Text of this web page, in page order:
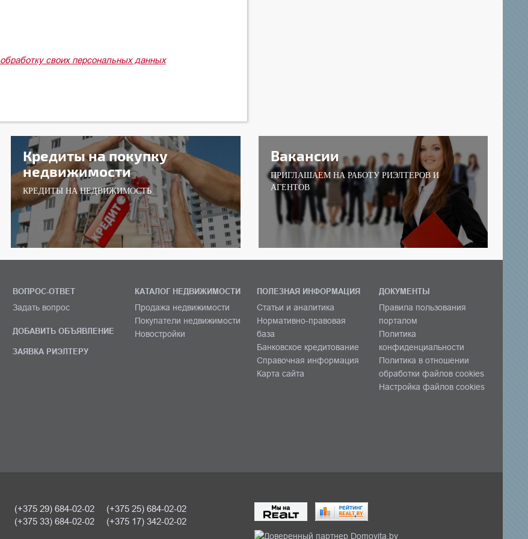
обработку своих персональных данных
Кредиты на покупку
недвижимости
КРЕДИТЫ НА НЕДВИЖИМОСТЬ
Вакансии
ПРИГЛАШАЕМ НА РАБОТУ РИЭЛТЕРОВ И
АГЕНТОВ
ВОПРОС-ОТВЕТ
Задать вопрос
ДОБАВИТЬ ОБЪЯВЛЕНИЕ
ЗАЯВКА РИЭЛТЕРУ
КАТАЛОГ НЕДВИЖИМОСТИ
Продажа недвижимости
Покупатели недвижимости
Новостройки
ПОЛЕЗНАЯ ИНФОРМАЦИЯ
Статьи и аналитика
Нормативно-правовая
база
Банковское кредитование
Справочная информация
Карта сайта
ДОКУМЕНТЫ
Правила пользования
порталом
Политика
конфиденциальности
Политика в отношении
обработки файлов cookies
Настройка файлов cookies
(+375 29) 684-02-02
(+375 25) 684-02-02
(+375 33) 684-02-02
(+375 17) 342-02-02